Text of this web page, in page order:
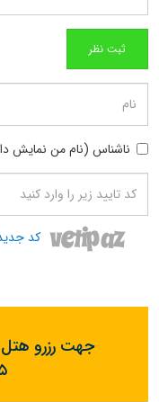
ناشناس (نام من نمایش
کد
جهت رزرو هتل